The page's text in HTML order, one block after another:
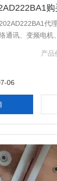
代
通讯、变频电机
等产品、技术和
品，为工业企业
、低压元器件、
低压、西门子
产品
06